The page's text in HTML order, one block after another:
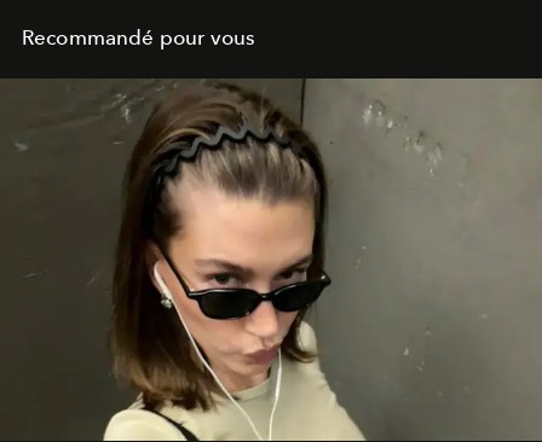
Recommandé pour vous